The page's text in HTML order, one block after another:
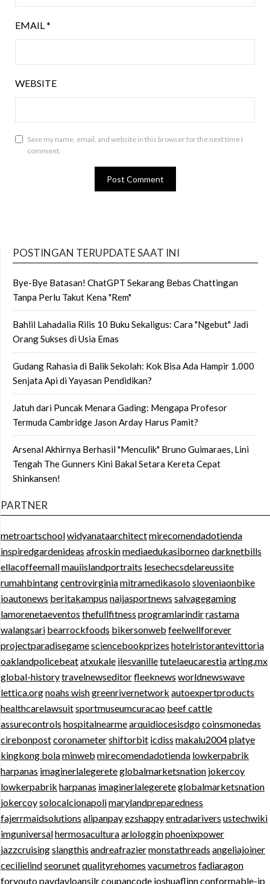
EMAIL*
WEBSITE
Save my name, email, and website in this browser for the next time I
comment.
POSTINGAN TERUPDATE SAAT INI
Bye-Bye Batasan! ChatGPT Sekarang Bebas Chattingan
Tanpa Perlu Takut Kena "Rem"
Bahlil Lahadalia Rilis 10 Buku Sekaligus: Cara "Ngebut" Jadi
Orang Sukses di Usia Emas
Gudang Rahasia di Balik Sekolah: Kok Bisa Ada Hampir 1.000
Senjata Api di Yayasan Pendidikan?
Jatuh dari Puncak Menara Gading: Mengapa Profesor
Termuda Cambridge Jason Arday Harus Pamit?
Arsenal Akhirnya Berhasil "Menculik" Bruno Guimaraes, Lini
Tengah The Gunners Kini Bakal Setara Kereta Cepat
Shinkansen!
PARTNER
metroartschoolwidyanataarchitectmirecomendadotienda
inspiredgardenideas afroskinmediaedukasiborneodarknetbills
ellacoffeemallmauiislandportraits lesechecsdelareussite
rumahbintangcentrovirginiamitramedikasolosloveniaonbike
ioautonews beritakampus naijasportnews salvagegaming
lamorenetaeventos thefullfitness programlarindirrastama
walangsari bearrockfoods bikersonweb feelwellforever
projectparadisegamesciencebookprizes hotelristorantevittoria
oaklandpolicebeatatxukale ilesvanilletutelaeucarestiaarting.mx
global-historytravelnewseditorfleeknews worldnewswave
lettica.orgnoahs wishgreenrivernetwork autoexpertproducts
healthcarelawsuitsportmuseumcuracao beef cattle
assurecontrols hospitalnearmearquidiocesisdgocoinsmonedas
cirebonpostcoronametershiftorbit icdiss makalu2004platye
kingkong bolaminweb mirecomendadotienda lowkerpabrik
harpanas imaginerlalegereteglobalmarketsnation jokercoy
lowkerpabrik harpanas imaginerlalegereteglobalmarketsnation
jokercoysolocalcionapolimarylandpreparedness
fajerrmaidsolutions alipanpayezshappyentradarivers ustechwiki
imguniversalhermosaculturaarlologginphoenixpower
jazzcruisingslangthis andreafraziermonstathreads angeliajoiner
cecilielindseorunetqualityrehomes vacumetros fadiaragon
foryoutopaydayloansilrcoupancode joshuaflinnconformable-jp